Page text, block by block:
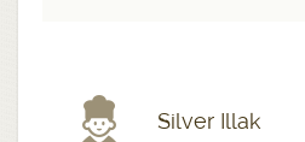
Silver Illak